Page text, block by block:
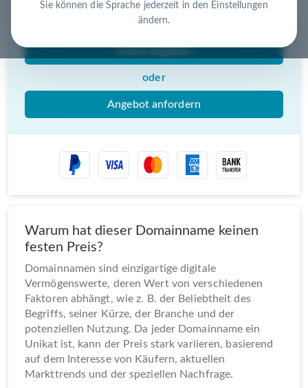
Sie können die Sprache jederzeit in den Einstellungen
ändern.
Gebot abgeben
oder
Angebot anfordern
Warum hat dieser Domainname keinen
festen Preis?
Domainnamen sind einzigartige digitale
Vermögenswerte, deren Wert von verschiedenen
Faktoren abhängt, wie z. B. der Beliebtheit des
Begriffs, seiner Kürze, der Branche und der
potenziellen Nutzung. Da jeder Domainname ein
Unikat ist, kann der Preis stark variieren, basierend
auf dem Interesse von Käufern, aktuellen
Markttrends und der speziellen Nachfrage.